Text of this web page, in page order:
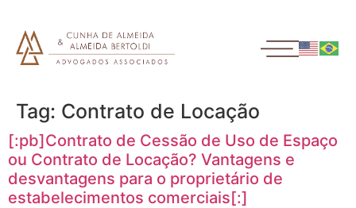
Tag: Contrato de Locação
[:pb]Contrato de Cessão de Uso de Espaço
ou Contrato de Locação? Vantagens e
desvantagens para o proprietário de
estabelecimentos comerciais[:]